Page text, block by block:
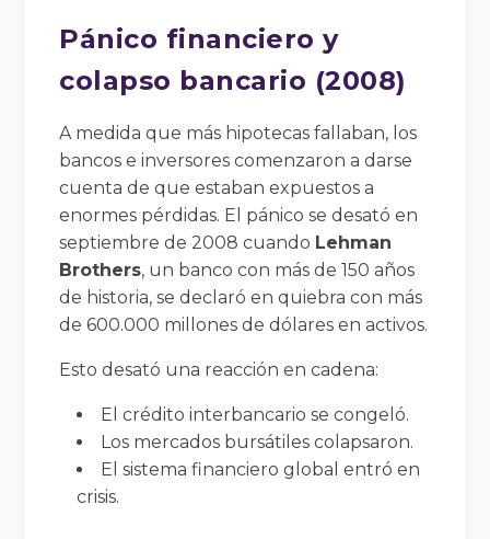
Pánico financiero y
colapso bancario (2008)
A medida que más hipotecas fallaban, los
bancos e inversores comenzaron a darse
cuenta de que estaban expuestos a
enormes pérdidas. El pánico se desató en
septiembre de 2008 cuando Lehman
Brothers, un banco con más de 150 años
de historia, se declaró en quiebra con más
de 600.000 millones de dólares en activos.
Esto desató una reacción en cadena:
El crédito interbancario se congeló.
Los mercados bursátiles colapsaron.
El sistema financiero global entró en
crisis.